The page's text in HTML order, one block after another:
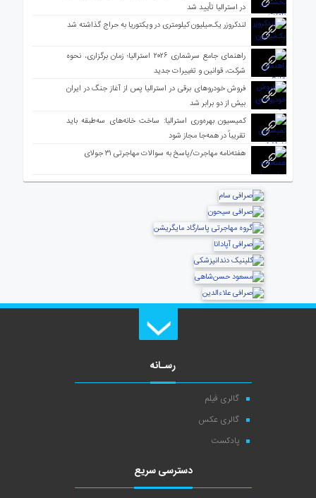
در استرالیا تأیید شد
لندکروزر یک‌میلیون کیلومتری در ویکتوریا به حراج گذاشته شد
راهنمای جامع سرشماری ۲۰۲۶ استرالیا؛ زمان برگزاری، نحوه
شرکت، قوانین و تغییرات جدید
فروش خودروهای برقی در استرالیا پس از آغاز جنگ در ایران
بیش از دو برابر شد
کمیسیون بهره‌وری استرالیا: ساخت خانه‌های سه‌طبقه باید
تقریباً در همه‌جا مجاز شود
هفته‌نامه مهاجرت/پاسخ به سوالات مهاجرتی ۳۱ جولای
رسـانه
گالری فیلم
گالری عکس
پادکست
دسترسی سریع